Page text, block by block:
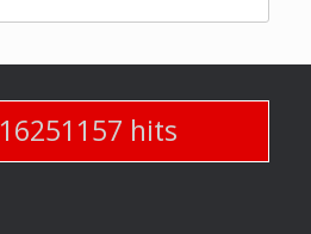
16251157 hits